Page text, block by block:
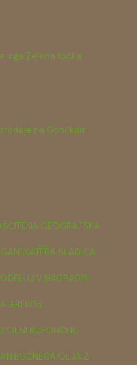
trga Zelena točka
na Goričkem
GEOGRAFSKA
KATERA SLADICA
V NAGRADNI
KOS
KUPONČEK,
BUČNEGA OLJA Z